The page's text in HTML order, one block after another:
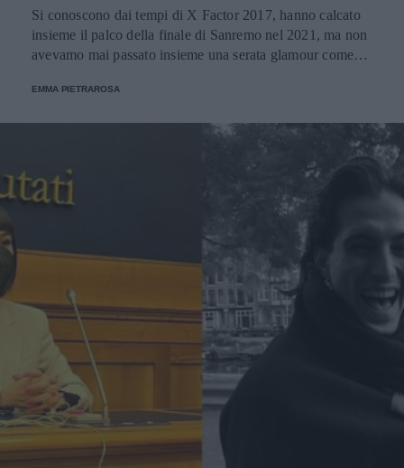
Si conoscono dai tempi di X Factor 2017, hanno calcato
insieme il palco della finale di Sanremo nel 2021, ma non
avevamo mai passato insieme una serata glamour come
presentazione del primo libro di poesie di Giorgia Soleri,
EMMA PIETRAROSA